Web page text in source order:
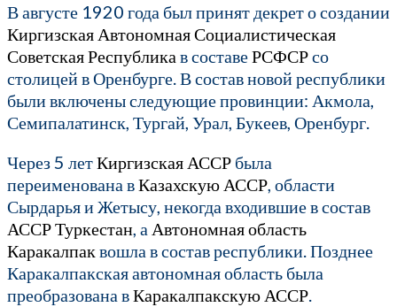
В августе 1920 года был принят декрет о создании
Киргизская Автономная Социалистическая
Советская Республика в составеРСФСРсо
столицей в Оренбурге. В состав новой республики
были включены следующие провинции: Акмола,
Семипалатинск, Тургай, Урал, Букеев, Оренбург.
Через 5 летКиргизская АССР была
переименована вКазахскую АССР, области
Сырдарья и Жетысу, некогда входившие в состав
АССР Туркестан, а Автономная область
Каракалпаквошла в состав республики. Позднее
Каракалпакская автономная область была
преобразована вКаракалпакскую АССР.